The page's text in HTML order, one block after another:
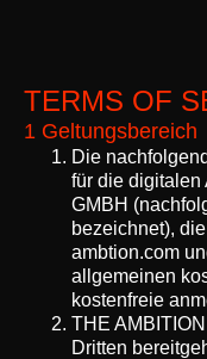
TERMS OF
1 Geltungsbereich
Die
für die digitalen
GMBH
bezeichnet),
ambtion.com
allgemeinen
kostenfreie
THE
Dritten